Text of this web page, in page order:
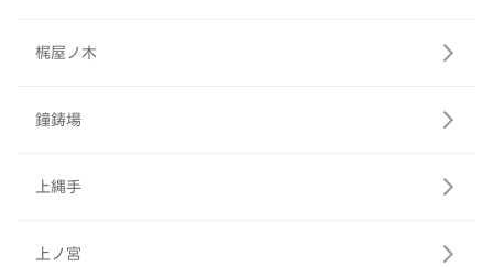
梶屋ノ木
鐘鋳場
上縄手
上ノ宮